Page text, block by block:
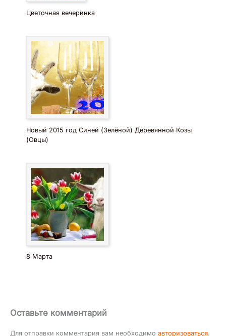
Цветочная вечеринка
Новый 2015 год Синей (Зелёной) Деревянной Козы
(Овцы)
8 Марта
Оставьте комментарий
Для отправки комментария вам необходимо авторизоваться.